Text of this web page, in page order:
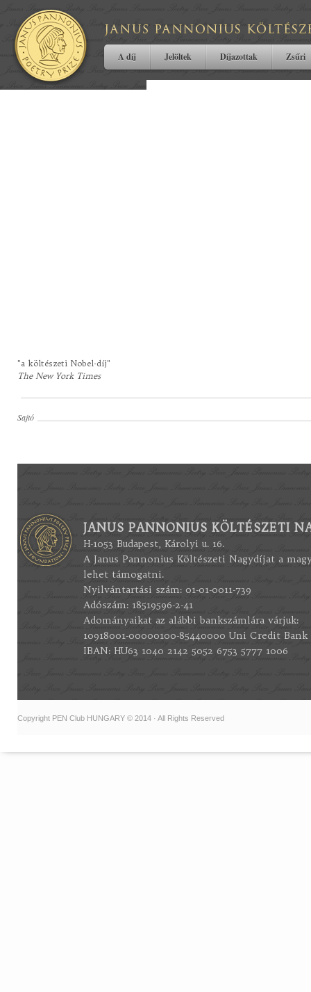
A díj Jelöltek Díjazottak Zsűri
"a költészeti Nobel-díj"
The New York Times
Sajtó
JANUS PANNONIUS KÖLTÉSZETI
H-1053 Budapest, Károlyi u. 16.
A Janus Pannonius Költészeti Nagydíjat a
lehet támogatni.
Nyilvántartási szám: 01-01-0011-739
Adószám: 18519596-2-41
Adományaikat az alábbi bankszámlára várjuk:
10918001-00000100-85440000 Uni Credit Bank
IBAN: HU63 1040 2142 5052 6753 5777 1006
Copyright PEN Club HUNGARY © 2014 · All Rights Reserved